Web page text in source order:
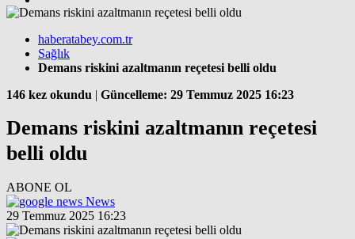
haberatabey.com.tr
Sağlık
Demans riskini azaltmanın reçetesi belli oldu
146 kez okundu | Güncelleme: 29 Temmuz 2025 16:23
Demans riskini azaltmanın reçetesi
belli oldu
ABONE OL
News
29 Temmuz 2025 16:23